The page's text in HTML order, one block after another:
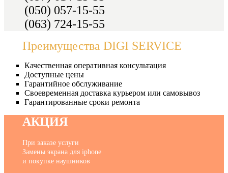
(050) 057-15-55
(063) 724-15-55
Преимущества DIGI SERVICE
Качественная оперативная консультация
Доступные цены
Гарантийное обслуживание
Своевременная доставка курьером или самовывоз
Гарантированные сроки ремонта
АКЦИЯ
При заказе услуги
Замены экрана для iphone
и покупке наушников